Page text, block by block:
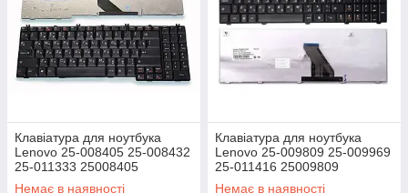
Клавіатура для ноутбука
Lenovo 25-008405 25-008432
25-011333 25008405
25008432 25011333 A3S-RU
Немає в наявності
Клавіатура для ноутбука
Lenovo 25-009809 25-009969
25-011416 25009809
25009969 25011416
Немає в наявності